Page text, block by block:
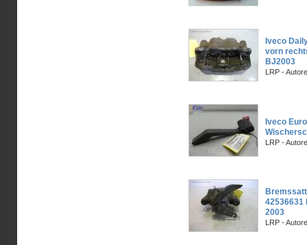
Iveco
vorn
BJ2003
LRP -
Iveco
LRP -
42536631
2003
LRP -